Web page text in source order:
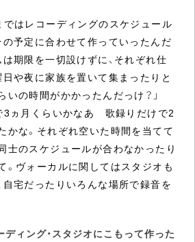
ではレコーディングのスケジュール
の予定に合わせて作っていったんだ
は期限を一切設けずに、それぞれ仕
日や夜に家族を置いて集まったりと
の時間がかかったんだっけ？」
3ヵ月くらいかなあ 歌録りだけで2
かな。それぞれ空いた時間を当てて
士のスケジュールが合わなかったり
。ヴォーカルに関してはスタジオも
自宅だったりいろんな場所で録音を
ィング・スタジオにこもって作った